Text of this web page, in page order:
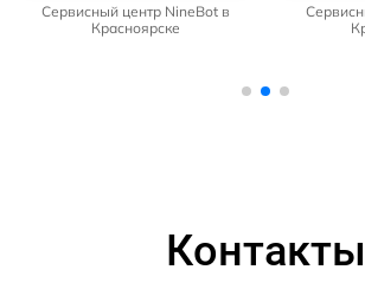
Сервисный центр NineBot в
Красноярске
Контакты